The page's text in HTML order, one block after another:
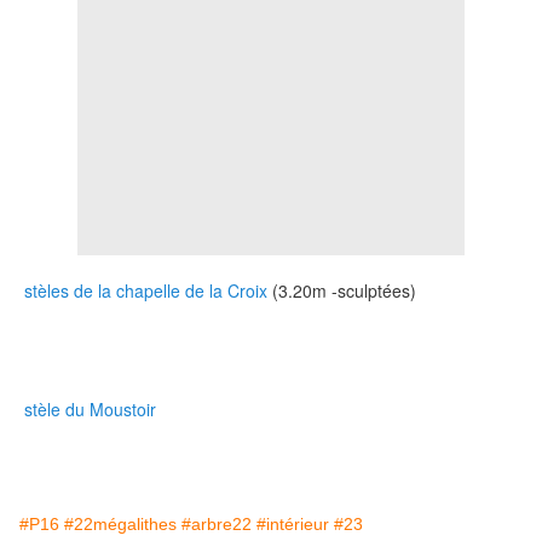
stèles de la chapelle de la Croix (3.20m -sculptées)
stèle du Moustoir
#P16 #22mégalithes #arbre22 #intérieur #23